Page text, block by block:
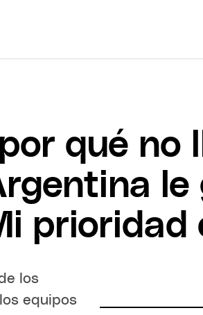
qué no
prioridad
los
equipos